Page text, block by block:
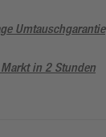
Umtauschgarantie
in 2 Stunden